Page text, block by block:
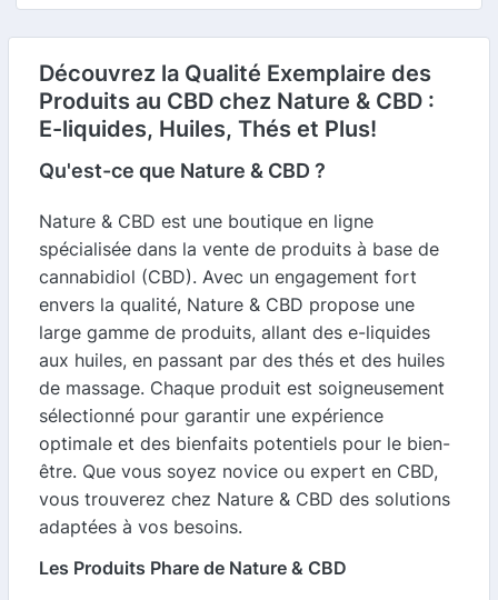
Découvrez la Qualité Exemplaire des
Produits au CBD chez Nature & CBD :
E-liquides, Huiles, Thés et Plus!
Qu'est-ce que Nature & CBD ?
Nature & CBD est une boutique en ligne
spécialisée dans la vente de produits à base de
cannabidiol (CBD). Avec un engagement fort
envers la qualité, Nature & CBD propose une
large gamme de produits, allant des e-liquides
aux huiles, en passant par des thés et des huiles
de massage. Chaque produit est soigneusement
sélectionné pour garantir une expérience
optimale et des bienfaits potentiels pour le bien-
être. Que vous soyez novice ou expert en CBD,
vous trouverez chez Nature & CBD des solutions
adaptées à vos besoins.
Les Produits Phare de Nature & CBD